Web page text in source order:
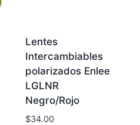
Lentes
Intercambiables
polarizados Enlee
LGLNR
Negro/Rojo
$34.00